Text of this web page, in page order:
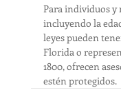
Para individuos y
incluyendo la
leyes pueden
Florida o
1800, ofrecen
estén protegidos.